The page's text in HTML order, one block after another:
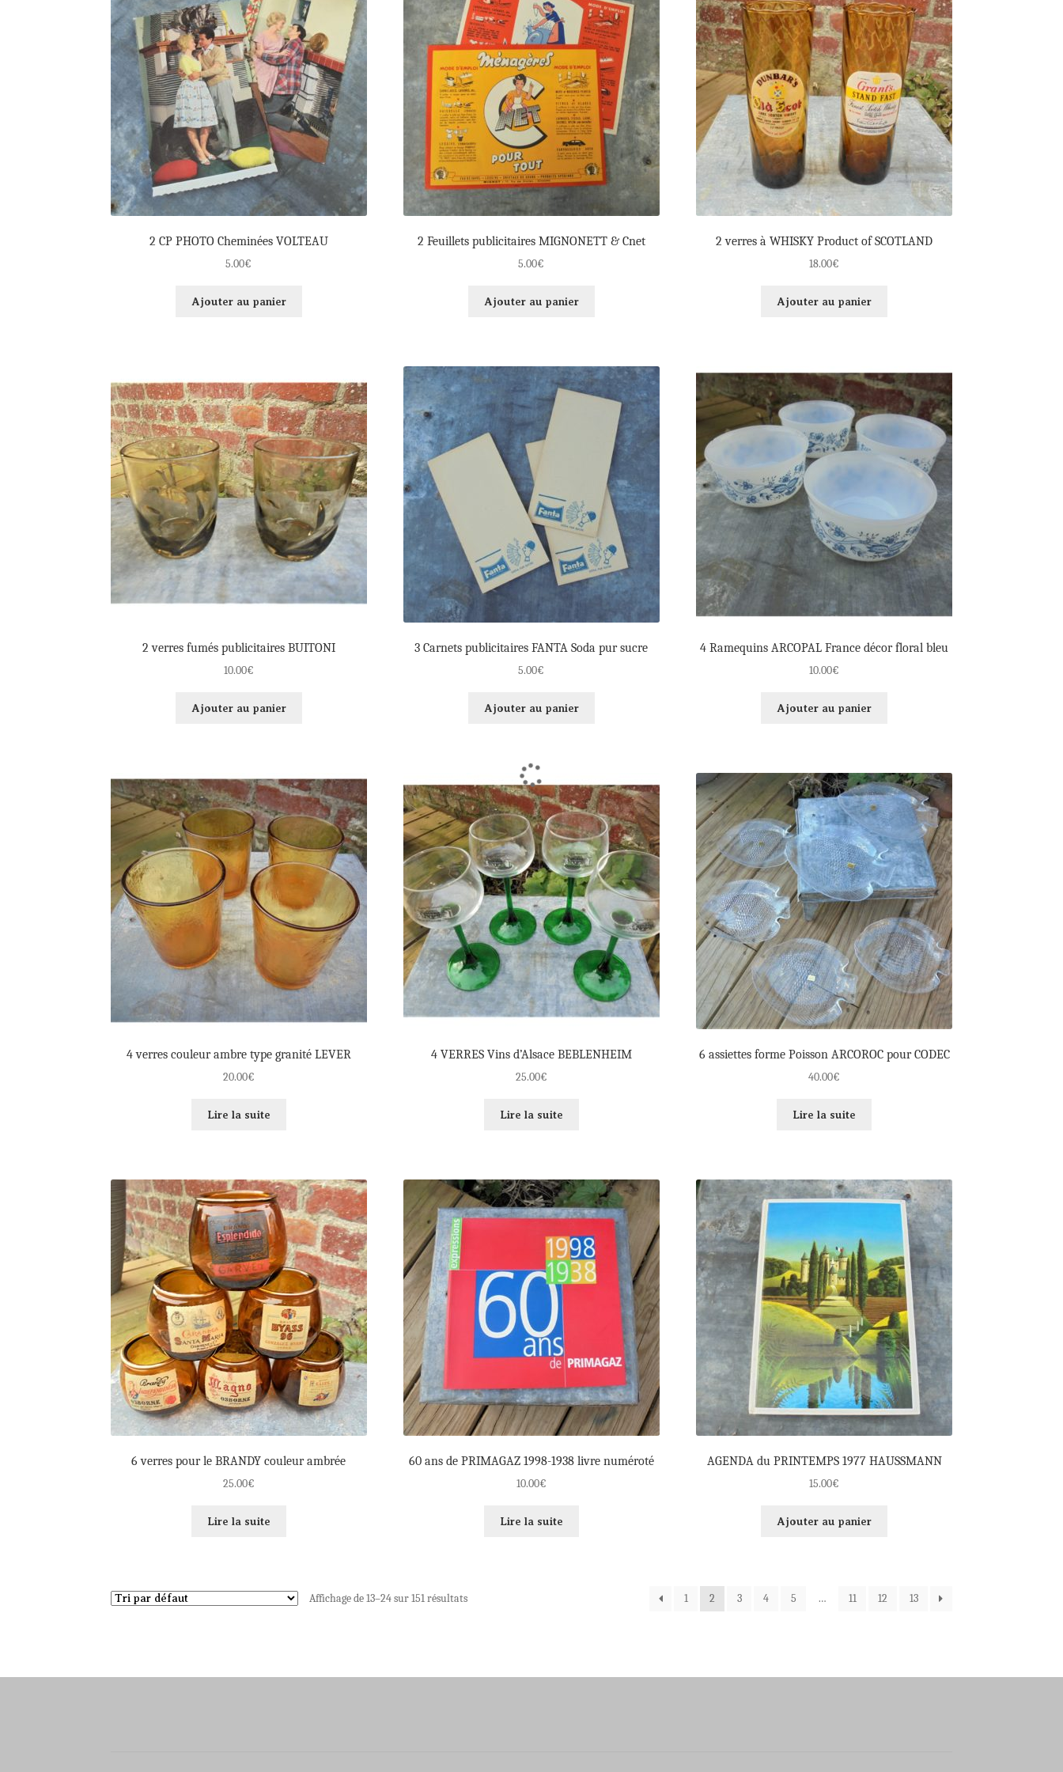
2 CP PHOTO Cheminées VOLTEAU
5.00€
Ajouter au panier
2 Feuillets publicitaires MIGNONETT & Cnet
5.00€
Ajouter au panier
2 verres à WHISKY Product of SCOTLAND
18.00€
Ajouter au panier
2 verres fumés publicitaires BUITONI
10.00€
Ajouter au panier
3 Carnets publicitaires FANTA Soda pur sucre
5.00€
Ajouter au panier
4 Ramequins ARCOPAL France décor floral bleu
10.00€
Ajouter au panier
4 verres couleur ambre type granité LEVER
20.00€
Lire la suite
4 VERRES Vins d’Alsace BEBLENHEIM
25.00€
Lire la suite
6 assiettes forme Poisson ARCOROC pour CODEC
40.00€
Lire la suite
6 verres pour le BRANDY couleur ambrée
25.00€
Lire la suite
60 ans de PRIMAGAZ 1998-1938 livre numéroté
10.00€
Lire la suite
AGENDA du PRINTEMPS 1977 HAUSSMANN
15.00€
Ajouter au panier
Affichage de 13–24 sur 151 résultats 1 2 3 4 5 … 11 12 13